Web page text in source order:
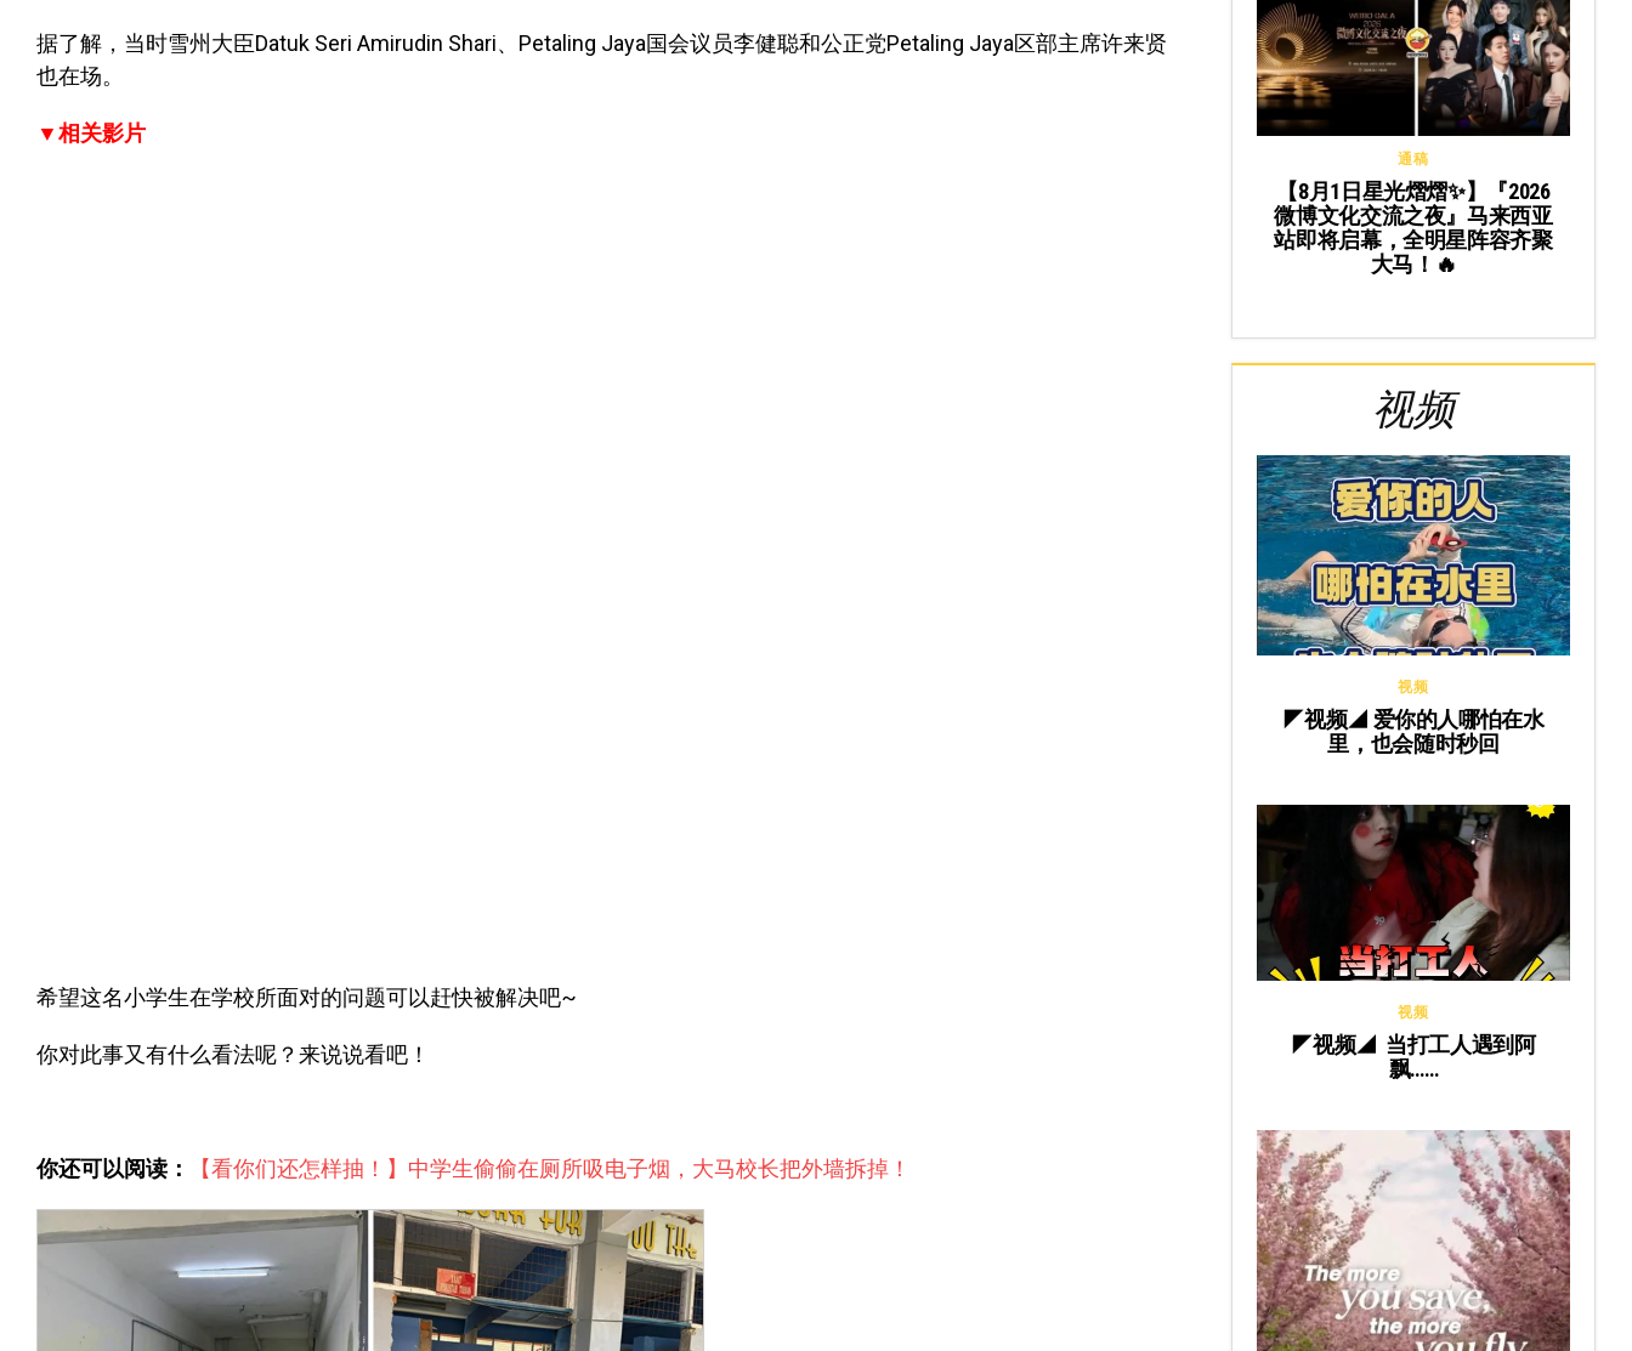
据了解，当时雪州大臣Datuk Seri Amirudin Shari、Petaling Jaya国会议员李健聪和公正党Petaling Jaya区部主席许来贤
也在场。
▼相关影片
希望这名小学生在学校所面对的问题可以赶快被解决吧~
你对此事又有什么看法呢？来说说看吧！
你还可以阅读： 【看你们还怎样抽！】中学生偷偷在厕所吸电子烟，大马校长把外墙拆掉！
通稿
【8月1日星光熠熠✨】『2026
微博文化交流之夜』马来西亚
站即将启幕，全明星阵容齐聚
大马！🔥
视频
视频
◤视频◢ 爱你的人哪怕在水
里，也会随时秒回
视频
◤视频◢ 当打工人遇到阿
飘……